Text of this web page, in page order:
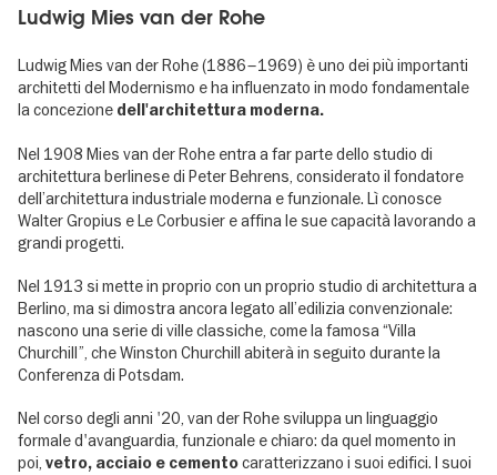
Ludwig Mies van der Rohe
Ludwig Mies van der Rohe (1886–1969) è uno dei più importanti
architetti del Modernismo e ha influenzato in modo fondamentale
la concezione dell'architettura moderna.
Nel 1908 Mies van der Rohe entra a far parte dello studio di
architettura berlinese di Peter Behrens, considerato il fondatore
dell’architettura industriale moderna e funzionale. Lì conosce
Walter Gropius e Le Corbusier e affina le sue capacità lavorando a
grandi progetti.
Nel 1913 si mette in proprio con un proprio studio di architettura a
Berlino, ma si dimostra ancora legato all’edilizia convenzionale:
nascono una serie di ville classiche, come la famosa “Villa
Churchill”, che Winston Churchill abiterà in seguito durante la
Conferenza di Potsdam.
Nel corso degli anni '20, van der Rohe sviluppa un linguaggio
formale d'avanguardia, funzionale e chiaro: da quel momento in
poi, vetro, acciaio e cementocaratterizzano i suoi edifici. I suoi